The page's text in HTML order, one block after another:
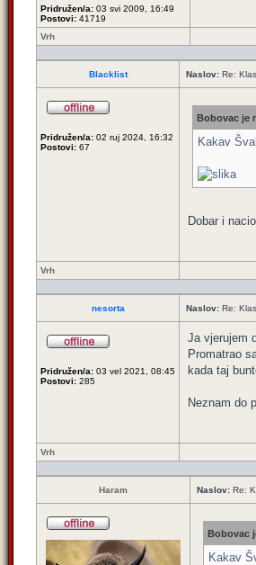
Pridružen/a: 03 svi 2009, 16:49
Postovi: 41719
Vrh
Blacklist Naslov: Re:
Pridružen/a: 02 ruj 2024, 16:32
Postovi: 67
Bobovac je
Kakav
Dobar i
Vrh
nesorta Naslov: Re:
Pridružen/a: 03 vel 2021, 08:45
Postovi: 285
Ja vjerujem
Promatrao
kada taj
Neznam do
Vrh
Haram Naslov: Re:
Bobovac
Kakav